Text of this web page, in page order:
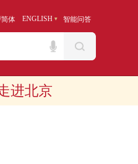
/简体 ENGLISH 智能问答
进北京